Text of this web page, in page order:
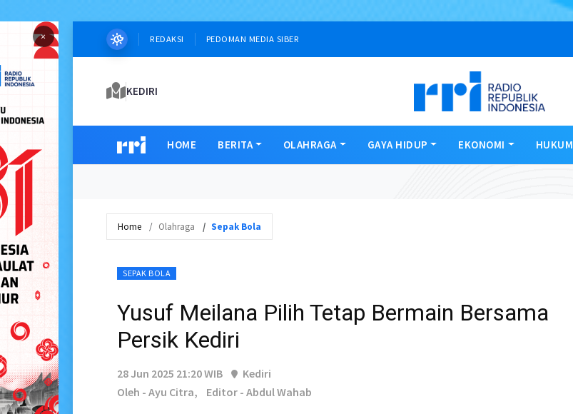
× REDAKSI PEDOMAN MEDIA SIBER
KEDIRI
HOME BERITA OLAHRAGA GAYA HIDUP EKONOMI HUKUM
Home Olahraga Sepak Bola
SEPAK BOLA
Yusuf Meilana Pilih Tetap Bermain Bersama
Persik Kediri
28 Jun 2025 21:20 WIB
Kediri
Oleh - Ayu Citra,
Editor - Abdul Wahab